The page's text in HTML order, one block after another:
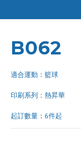
B062
適合運動：籃球
印刷系列：熱昇華
起訂數量：6件起